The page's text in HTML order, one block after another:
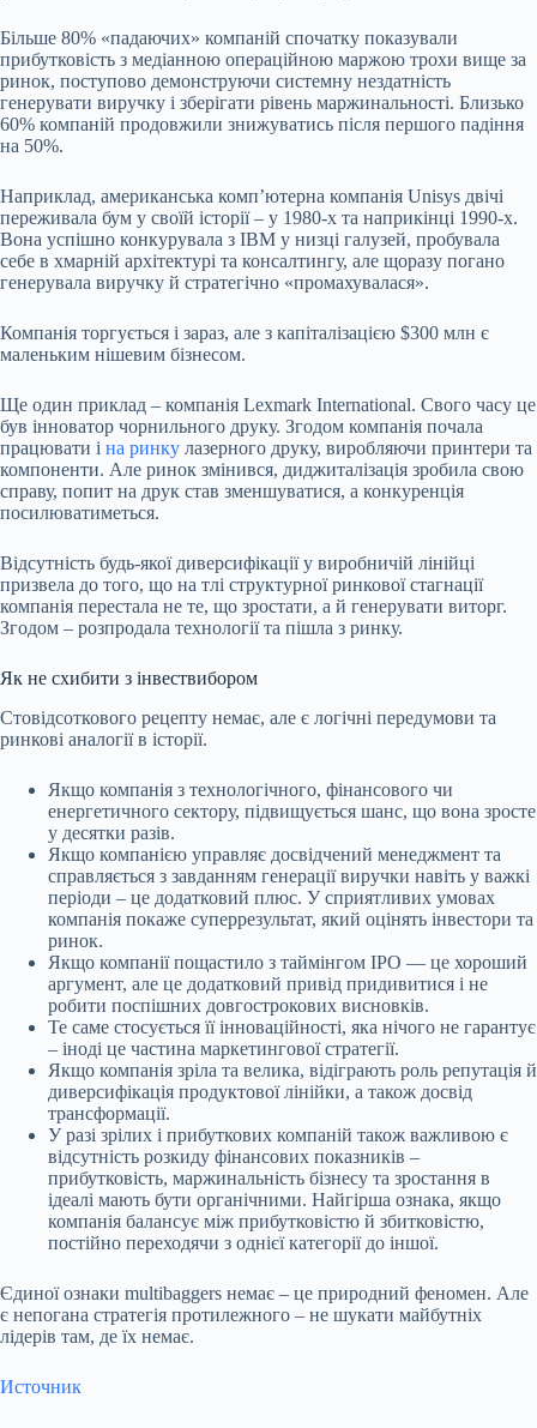
Більше 80% «падаючих» компаній спочатку показували
прибутковість з медіанною операційною маржою трохи вище за
ринок, поступово демонструючи системну нездатність
генерувати виручку і зберігати рівень маржинальності. Близько
60% компаній продовжили знижуватись після першого падіння
на 50%.
Наприклад, американська компʼютерна компанія Unisys двічі
переживала бум у своїй історії – у 1980-х та наприкінці 1990-х.
Вона успішно конкурувала з IBM у низці галузей, пробувала
себе в хмарній архітектурі та консалтингу, але щоразу погано
генерувала виручку й стратегічно «промахувалася».
Компанія торгується і зараз, але з капіталізацією $300 млн є
маленьким нішевим бізнесом.
Ще один приклад – компанія Lexmark International. Свого часу це
був інноватор чорнильного друку. Згодом компанія почала
працювати і на ринку лазерного друку, виробляючи принтери та
компоненти. Але ринок змінився, диджиталізація зробила свою
справу, попит на друк став зменшуватися, а конкуренція
посилюватиметься.
Відсутність будь-якої диверсифікації у виробничій лінійці
призвела до того, що на тлі структурної ринкової стагнації
компанія перестала не те, що зростати, а й генерувати виторг.
Згодом – розпродала технології та пішла з ринку.
Як не схибити з інвествибором
Стовідсоткового рецепту немає, але є логічні передумови та
ринкові аналогії в історії.
Якщо компанія з технологічного, фінансового чи
енергетичного сектору, підвищується шанс, що вона зросте
у десятки разів.
Якщо компанією управляє досвідчений менеджмент та
справляється з завданням генерації виручки навіть у важкі
періоди – це додатковий плюс. У сприятливих умовах
компанія покаже суперрезультат, який оцінять інвестори та
ринок.
Якщо компанії пощастило з таймінгом IPO — це хороший
аргумент, але це додатковий привід придивитися і не
робити поспішних довгострокових висновків.
Те саме стосується її інноваційності, яка нічого не гарантує
– іноді це частина маркетингової стратегії.
Якщо компанія зріла та велика, відіграють роль репутація й
диверсифікація продуктової лінійки, а також досвід
трансформації.
У разі зрілих і прибуткових компаній також важливою є
відсутність розкиду фінансових показників –
прибутковість, маржинальність бізнесу та зростання в
ідеалі мають бути органічними. Найгірша ознака, якщо
компанія балансує між прибутковістю й збитковістю,
постійно переходячи з однієї категорії до іншої.
Єдиної ознаки multibaggers немає – це природний феномен. Але
є непогана стратегія протилежного – не шукати майбутніх
лідерів там, де їх немає.
Источник